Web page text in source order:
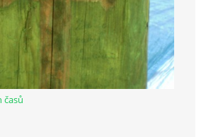
jednota "Komenský" v Choceradech z.s.
Chocerady 4
257 24 Chocerady
časů